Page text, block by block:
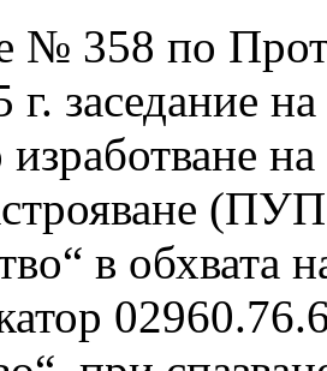
№ 358 по
г. заседание
изработване
в обхвата